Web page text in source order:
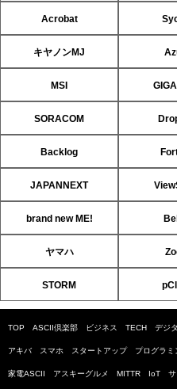
Acrobat
キヤノンMJ
MSI
SORACOM
Backlog
JAPANNEXT
brand new ME!
ヤマハ
STORM
TOP ASCII倶楽部 ビジネス TECH デジ
アキバ スマホ スタートアップ プログラミ
家電ASCII アスキーグルメ MITTR IoT